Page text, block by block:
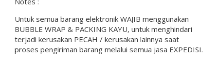
Untuk semua barang elektronik WAJIB menggunakan
BUBBLE WRAP & PACKING KAYU, untuk menghindari
terjadi kerusakan PECAH / kerusakan lainnya saat
proses pengiriman barang melalui semua jasa EXPEDISI.